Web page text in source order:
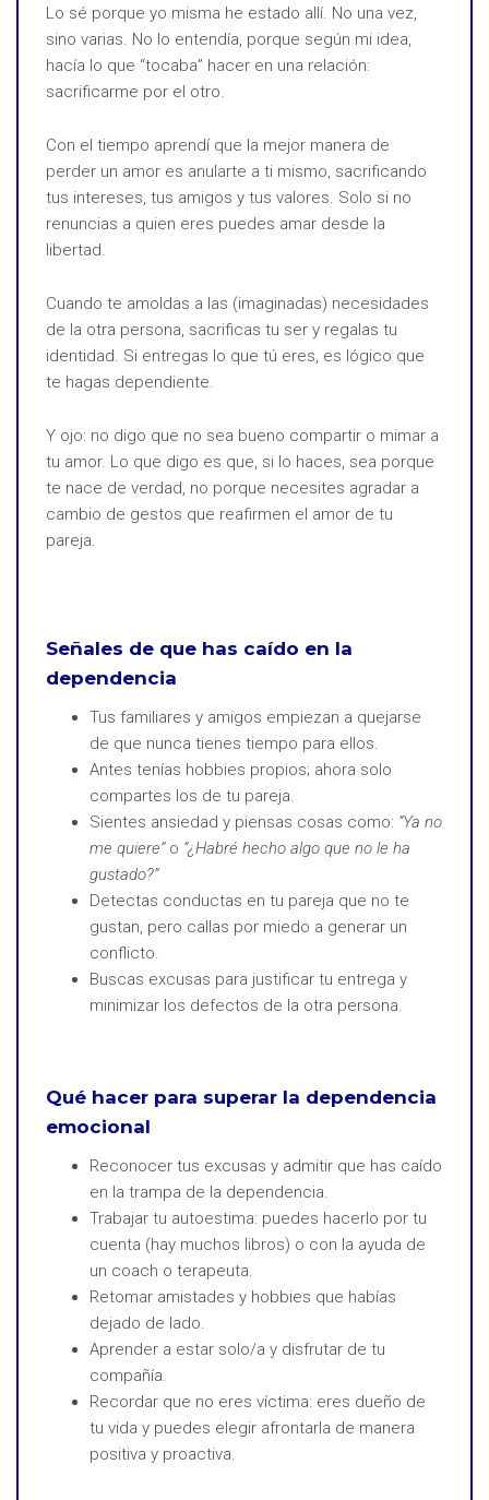
Lo sé porque yo misma he estado allí. No una vez,
sino varias. No lo entendía, porque según mi idea,
hacía lo que “tocaba” hacer en una relación:
sacrificarme por el otro.
Con el tiempo aprendí que la mejor manera de
perder un amor es anularte a ti mismo, sacrificando
tus intereses, tus amigos y tus valores. Solo si no
renuncias a quien eres puedes amar desde la
libertad.
Cuando te amoldas a las (imaginadas) necesidades
de la otra persona, sacrificas tu ser y regalas tu
identidad. Si entregas lo que tú eres, es lógico que
te hagas dependiente.
Y ojo: no digo que no sea bueno compartir o mimar a
tu amor. Lo que digo es que, si lo haces, sea porque
te nace de verdad, no porque necesites agradar a
cambio de gestos que reafirmen el amor de tu
pareja.
Señales de que has caído en la
dependencia
Tus familiares y amigos empiezan a quejarse
de que nunca tienes tiempo para ellos.
Antes tenías hobbies propios; ahora solo
compartes los de tu pareja.
Sientes ansiedad y piensas cosas como: “Ya no
me quiere”o “¿Habré hecho algo que no le ha
gustado?”
Detectas conductas en tu pareja que no te
gustan, pero callas por miedo a generar un
conflicto.
Buscas excusas para justificar tu entrega y
minimizar los defectos de la otra persona.
Qué hacer para superar la dependencia
emocional
Reconocer tus excusas y admitir que has caído
en la trampa de la dependencia.
Trabajar tu autoestima: puedes hacerlo por tu
cuenta (hay muchos libros) o con la ayuda de
un coach o terapeuta.
Retomar amistades y hobbies que habías
dejado de lado.
Aprender a estar solo/a y disfrutar de tu
compañía.
Recordar que no eres víctima: eres dueño de
tu vida y puedes elegir afrontarla de manera
positiva y proactiva.